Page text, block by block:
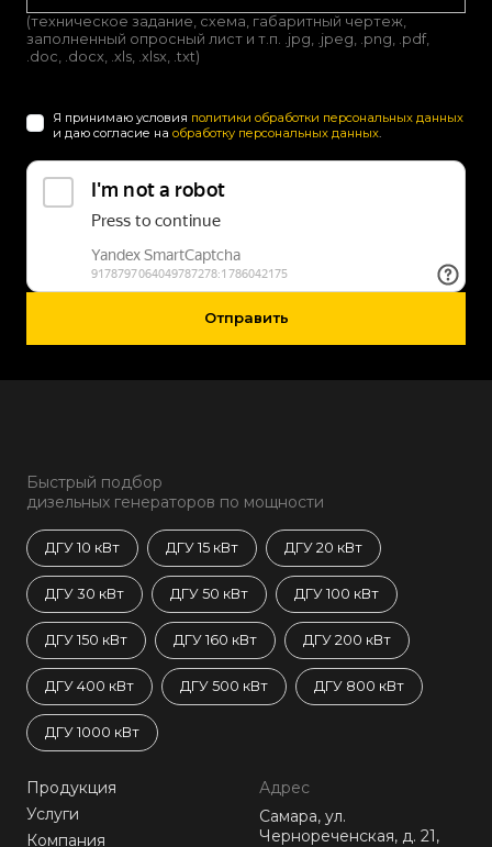
(техническое задание, схема, габаритный чертеж,
заполненный опросный лист и т.п. .jpg, .jpeg, .png, .pdf,
.doc, .docx, .xls, .xlsx, .txt)
Я принимаю условия политики обработки персональных данных
и даю согласие на обработку персональных данных
Отправить
Быстрый подбор
дизельных генераторов по мощности
ДГУ 10 кВт ДГУ 15 кВт ДГУ 20 кВт
ДГУ 30 кВт ДГУ 50 кВт ДГУ 100 кВт
ДГУ 150 кВт ДГУ 160 кВт ДГУ 200 кВт
ДГУ 400 кВт ДГУ 500 кВт ДГУ 800 кВт
ДГУ 1000 кВт
Продукция
Услуги
Компания
Адрес
Самара, ул.
Чернореченская, д. 21,